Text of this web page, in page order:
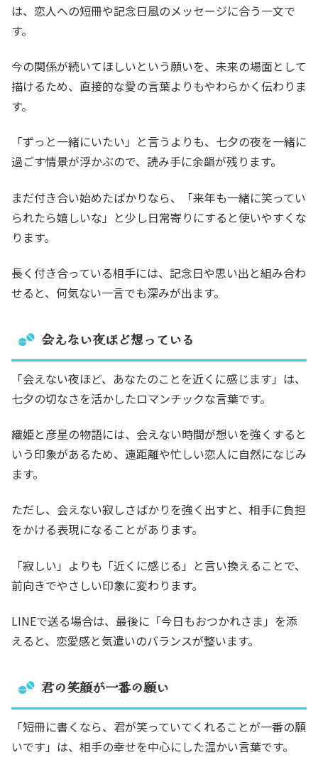
は、恋人への短冊や記念日風のメッセージに合う一文で
す。
今の関係が続いてほしいという願いを、未来の場面として
描けるため、直接的な愛の言葉よりもやわらかく伝わりま
す。
「ずっと一緒にいたい」と言うよりも、七夕の夜を一緒に
過ごす情景が浮かぶので、読み手に余韻が残ります。
まだ付き合い始めたばかりなら、「来年も一緒に笑ってい
られたら嬉しいな」と少し日常寄りにすると使いやすくな
ります。
長く付き合っている相手には、記念日や思い出と組み合わ
せると、何気ない一言でも深みが出ます。
会えない夜ほど想っている
「会えない夜ほど、あなたのことを近くに感じます」は、
七夕の切なさを活かしたロマンチックな言葉です。
織姫と彦星の物語には、会えない時間が想いを強くすると
いう印象があるため、遠距離や忙しい恋人に自然になじみ
ます。
ただし、会えない寂しさばかりを強く出すと、相手に負担
をかける表現になることがあります。
「寂しい」よりも「近くに感じる」と言い換えることで、
前向きでやさしい印象に変わります。
LINEで送る場合は、最後に「今日もおつかれさま」を添
えると、恋愛感と気遣いのバランスが整います。
君の笑顔が一番の願い
「短冊に書くなら、君が笑っていてくれることが一番の願
いです」は、相手の幸せを中心にした温かい言葉です。